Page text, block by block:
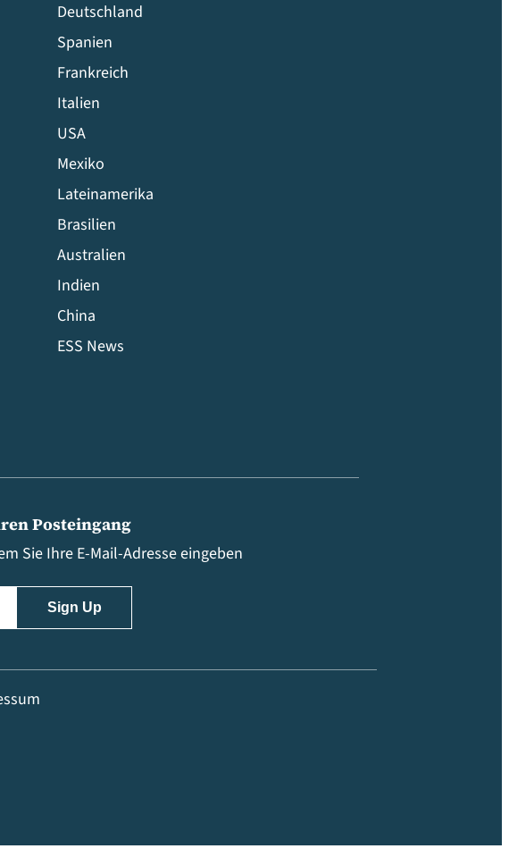
Deutschland
Spanien
Frankreich
Italien
USA
Mexiko
Lateinamerika
Brasilien
Australien
Indien
China
ESS News
Posteingang
Sie Ihre E-Mail-Adresse eingeben